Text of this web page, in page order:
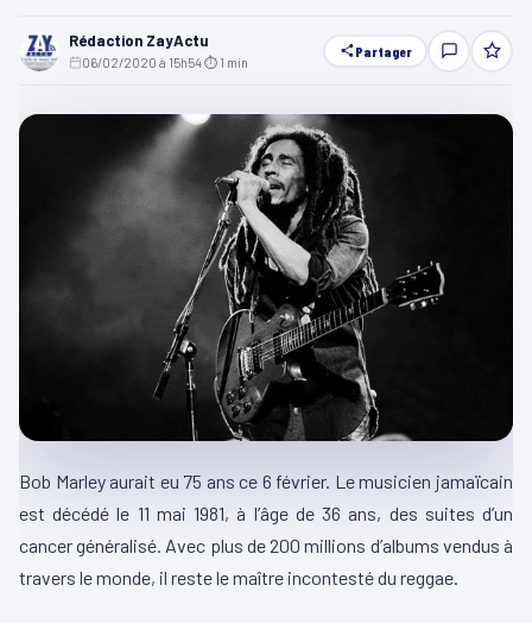
Rédaction ZayActu
06/02/2020 à 15h54⏱ 1 min
Partager
Bob Marley aurait eu 75 ans ce 6 février. Le musicien jamaïcain
est décédé le 11 mai 1981, à l’âge de 36 ans, des suites d’un
cancer généralisé. Avec plus de 200 millions d’albums vendus à
travers le monde, il reste le maître incontesté du reggae.